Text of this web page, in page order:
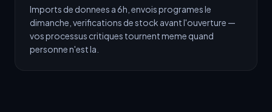
Imports de donnees a 6h, envois programes le
dimanche, verifications de stock avant l'ouverture —
vos processus critiques tournent meme quand
personne n'est la.